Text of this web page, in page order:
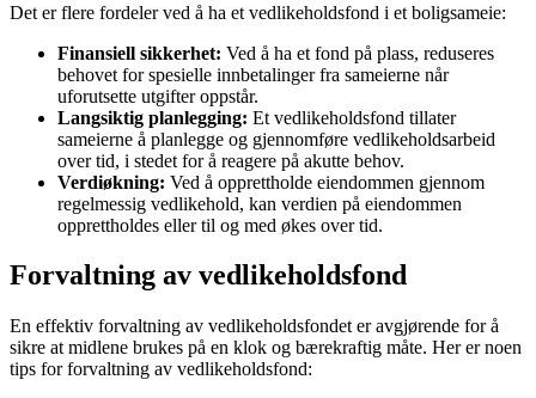
Det er flere fordeler ved å ha et vedlikeholdsfond i et boligsameie:
Finansiell sikkerhet: Ved å ha et fond på plass, reduseres
behovet for spesielle innbetalinger fra sameierne når
uforutsette utgifter oppstår.
Langsiktig planlegging: Et vedlikeholdsfond tillater
sameierne å planlegge og gjennomføre vedlikeholdsarbeid
over tid, i stedet for å reagere på akutte behov.
Verdiøkning: Ved å opprettholde eiendommen gjennom
regelmessig vedlikehold, kan verdien på eiendommen
opprettholdes eller til og med økes over tid.
Forvaltning av vedlikeholdsfond
En effektiv forvaltning av vedlikeholdsfondet er avgjørende for å
sikre at midlene brukes på en klok og bærekraftig måte. Her er noen
tips for forvaltning av vedlikeholdsfond: